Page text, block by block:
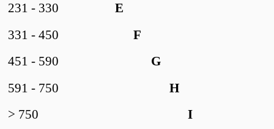
E
231 - 330
F
331 - 450
G
451 - 590
H
591 - 750
I
> 750